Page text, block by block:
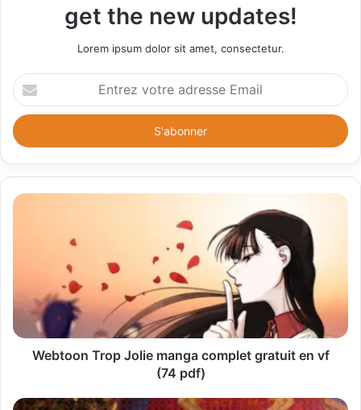
get the new updates!
Lorem ipsum dolor sit amet, consectetur.
E
n
r
z
o
r
s
m
Webtoon Trop Jolie manga complet gratuit en vf
(74 pdf)